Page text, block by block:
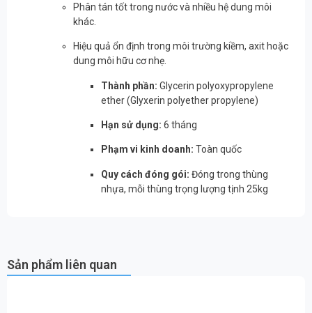
Phân tán tốt trong nước và nhiều hệ dung môi
khác.
Hiệu quả ổn định trong môi trường kiềm, axit hoặc
dung môi hữu cơ nhẹ.
Thành phần: Glycerin polyoxypropylene
ether (Glyxerin polyether propylene)
Hạn sử dụng: 6 tháng
Phạm vi kinh doanh: Toàn quốc
Quy cách đóng gói: Đóng trong thùng
nhựa, mỗi thùng trọng lượng tịnh 25kg
Sản phẩm liên quan